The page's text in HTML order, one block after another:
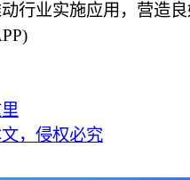
行业实施应用，营造
，侵权必究